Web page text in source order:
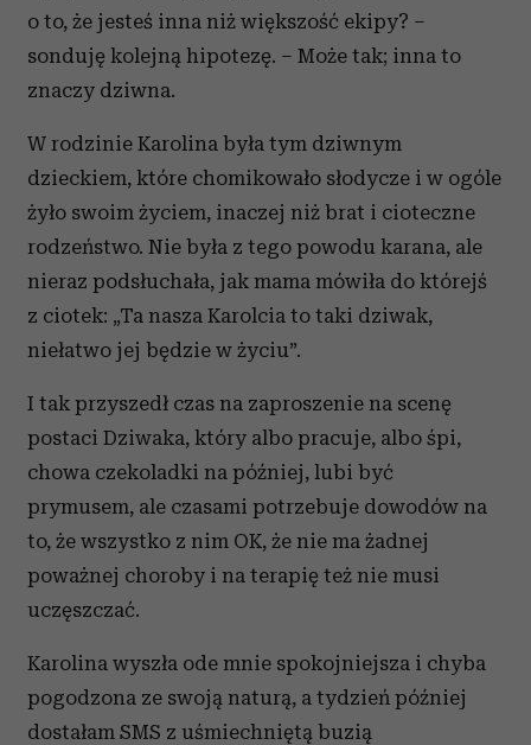
o to, że jesteś inna niż większość ekipy? –
sonduję kolejną hipotezę. – Może tak; inna to
znaczy dziwna.
W rodzinie Karolina była tym dziwnym
dzieckiem, które chomikowało słodycze i w ogóle
żyło swoim życiem, inaczej niż brat i cioteczne
rodzeństwo. Nie była z tego powodu karana, ale
nieraz podsłuchała, jak mama mówiła do którejś
z ciotek: „Ta nasza Karolcia to taki dziwak,
niełatwo jej będzie w życiu”.
I tak przyszedł czas na zaproszenie na scenę
postaci Dziwaka, który albo pracuje, albo śpi,
chowa czekoladki na później, lubi być
prymusem, ale czasami potrzebuje dowodów na
to, że wszystko z nim OK, że nie ma żadnej
poważnej choroby i na terapię też nie musi
uczęszczać.
Karolina wyszła ode mnie spokojniejsza i chyba
pogodzona ze swoją naturą, a tydzień później
dostałam SMS z uśmiechniętą buzią